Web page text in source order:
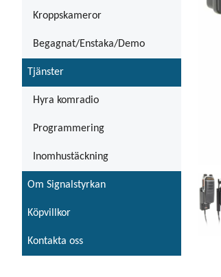
Kroppskameror
Begagnat/Enstaka/Demo
Tjänster
Hyra komradio
Programmering
Inomhustäckning
Om Signalstyrkan
Köpvillkor
Kontakta oss